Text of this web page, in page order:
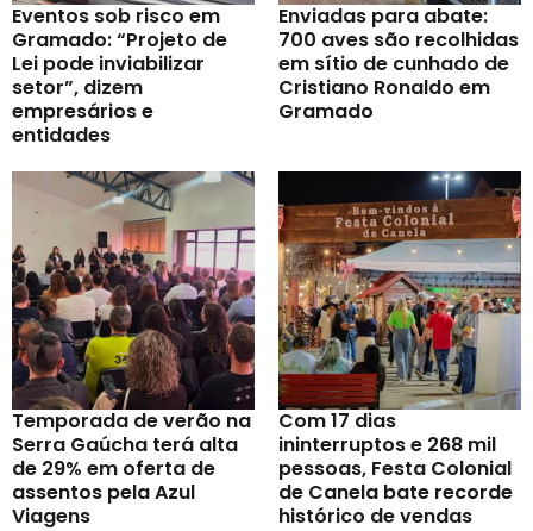
Eventos sob risco em
Gramado: “Projeto de
Lei pode inviabilizar
setor”, dizem
empresários e
entidades
Enviadas para abate:
700 aves são recolhidas
em sítio de cunhado de
Cristiano Ronaldo em
Gramado
Temporada de verão na
Serra Gaúcha terá alta
de 29% em oferta de
assentos pela Azul
Viagens
Com 17 dias
ininterruptos e 268 mil
pessoas, Festa Colonial
de Canela bate recorde
histórico de vendas